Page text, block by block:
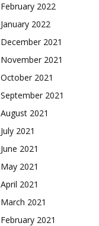
February 2022
January 2022
December 2021
November 2021
October 2021
September 2021
August 2021
July 2021
June 2021
May 2021
April 2021
March 2021
February 2021